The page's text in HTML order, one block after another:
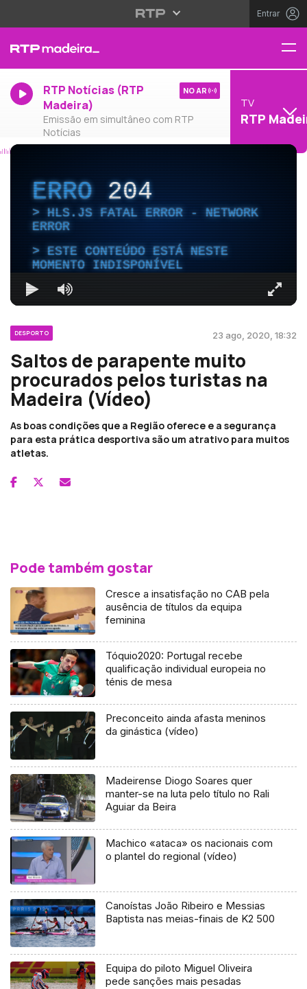
Entrar
RTP Notícias (RTP
Madeira)
Emissão em simultâneo com RTP
Notícias
NO AR
TV
RTP
ERRO204
HLS.JS FATAL ERROR - NETWORK
ERROR
ESTE CONTEÚDO ESTÁ NESTE
MOMENTO INDISPONÍVEL
DESPORTO 23 ago, 2020, 18:32
Saltos de parapente muito
procurados pelos turistas na
Madeira (Vídeo)
As boas condições que a Região oferece e a segurança
para esta prática desportiva são um atrativo para muitos
atletas.
Pode também gostar
Cresce a insatisfação no CAB pela
ausência de títulos da equipa
feminina
Tóquio2020: Portugal recebe
qualificação individual europeia no
ténis de mesa
Preconceito ainda afasta meninos
da ginástica (vídeo)
Madeirense Diogo Soares quer
manter-se na luta pelo título no Rali
Aguiar da Beira
Machico «ataca» os nacionais com
o plantel do regional (vídeo)
Canoístas João Ribeiro e Messias
Baptista nas meias-finais de K2 500
Equipa do piloto Miguel Oliveira
pede sanções mais pesadas